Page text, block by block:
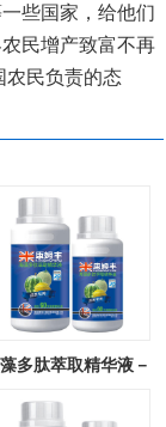
些国家，给他们
民增产致富不再
农民负责的态
多肽萃取精华液－
瓜类专用